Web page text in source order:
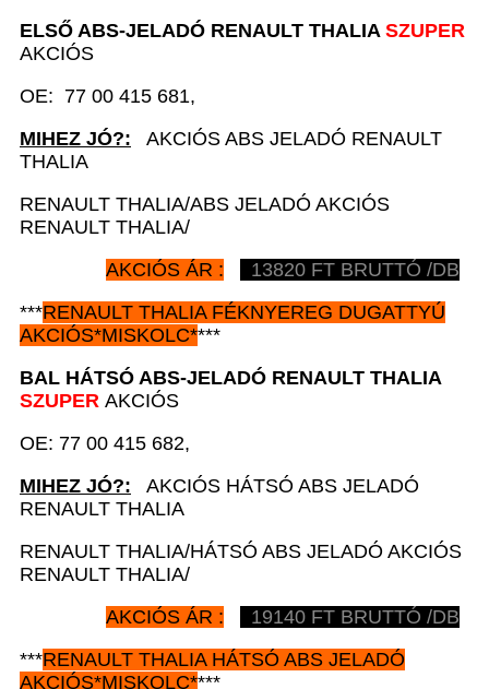
ELSŐ ABS-JELADÓ RENAULT THALIA SZUPER
AKCIÓS
OE: 77 00 415 681,
MIHEZ JÓ?: AKCIÓS ABS JELADÓ RENAULT
THALIA
RENAULT THALIA/ABS JELADÓ AKCIÓS
RENAULT THALIA/
AKCIÓS ÁR :
13820 FT BRUTTÓ /DB
***RENAULT THALIA FÉKNYEREG DUGATTYÚ
AKCIÓS*MISKOLC****
BAL HÁTSÓ ABS-JELADÓ RENAULT THALIA
SZUPER AKCIÓS
OE: 77 00 415 682,
MIHEZ JÓ?: AKCIÓS HÁTSÓ ABS JELADÓ
RENAULT THALIA
RENAULT THALIA/HÁTSÓ ABS JELADÓ AKCIÓS
RENAULT THALIA/
AKCIÓS ÁR :
19140 FT BRUTTÓ /DB
***RENAULT THALIA HÁTSÓ ABS JELADÓ
AKCIÓS*MISKOLC****